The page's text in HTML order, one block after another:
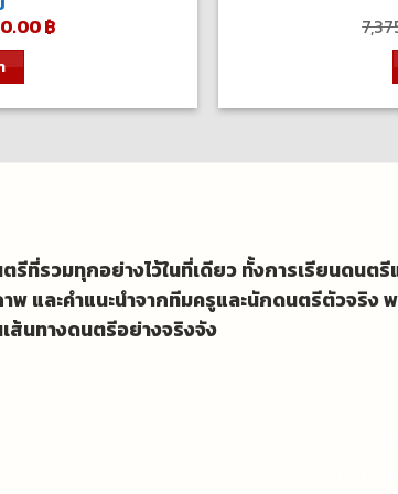
฿.
฿Current
ที่รวมทุกอย่างไว้ในที่เดียว ทั้งการเรียนดนตรี
และคำแนะนำจากทีมครูและนักดนตรีตัวจริง
ส้นทางดนตรีอย่างจริงจัง